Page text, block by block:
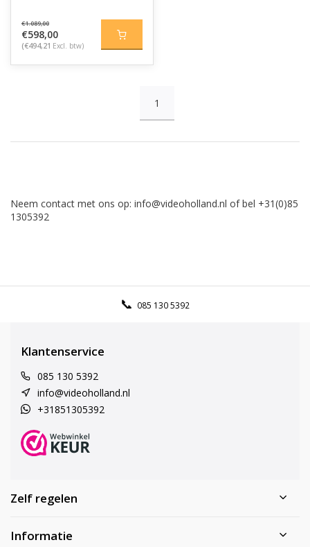
€1.089,00
€598,00
(€494,21 Excl. btw)
1
Neem contact met ons op: info@videoholland.nl of bel +31(0)85
1305392
085 130 5392
Klantenservice
085 130 5392
info@videoholland.nl
+31851305392
Zelf regelen
Informatie